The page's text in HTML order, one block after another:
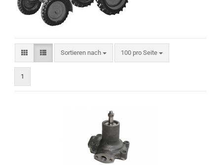
Sortieren nach
Sortieren nach 100 pro Seite
pro Seite
1